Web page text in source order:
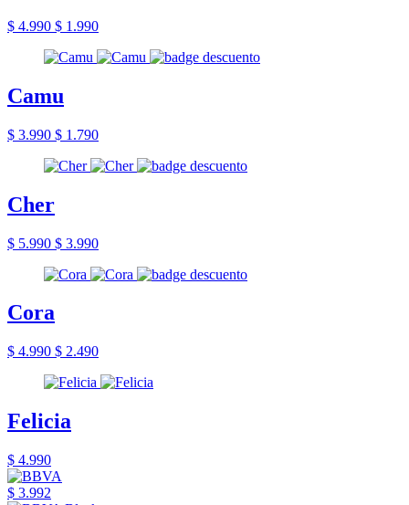
$ 4.990 $ 1.990
Camu
$ 3.990 $ 1.790
Cher
$ 5.990 $ 3.990
Cora
$ 4.990 $ 2.490
Felicia
$ 4.990
$ 3.992